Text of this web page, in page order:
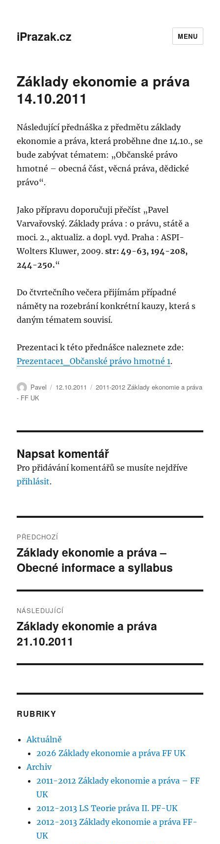
iPrazak.cz MENU
Základy ekonomie a práva
14.10.2011
Následující přednáška z předmětu základy
ekonomie a práva, která proběhne dne 14.10., se
bude zabývat tématem: „Občanské právo
hmotné – obecná část, věcná práva, dědické
právo“.
Jako přípravu doporučuji přečíst „Pavel
Varvařovský. Základy práva : o právu, státě a
moci. 2., aktualiz. a dopl. vyd. Praha : ASPI-
Wolters Kluwer, 2009.str: 49-63, 194-208,
244-250.“
Do čtvrtečního večera přijímám případné
náměty na rozebrání konkrétní kauzy, která s
daným tématem souvisí.
Prezentaci k této přednášce naleznete zde:
Prezentace1_Občanské právo hmotné 1.
Autor:
Pavel Publikováno:
12.10.2011 Rubriky:
2011-2012 Základy ekonomie a práva
- FF UK
Napsat komentář
Pro přidávání komentářů se musíte nejdříve
přihlásit.
pro
příspěvek
PŘEDCHOZÍ
Předchozí
příspěvek:
Základy ekonomie a práva –
Obecné informace a syllabus
NÁSLEDUJÍCÍ
Následující
příspěvek:
Základy ekonomie a práva
21.10.2011
RUBRIKY
Aktuálně
2026 Základy ekonomie a práva FF UK
Archiv
2011-2012 Základy ekonomie a práva – FF
UK
2012-2013 LS Teorie práva II. PF-UK
2012-2013 Základy ekonomie a práva FF-
UK